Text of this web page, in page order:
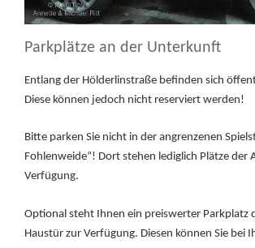
Parkplätze an der Unterkunft
Entlang der Hölderlinstraße befinden sich
Diese können jedoch nicht reserviert werden!
Bitte parken Sie nicht in der angrenzenen
Fohlenweide“! Dort stehen lediglich Plätze der
Verfügung.
Optional steht Ihnen ein preiswerter Parkplatz
Haustür zur Verfügung. Diesen können Sie bei